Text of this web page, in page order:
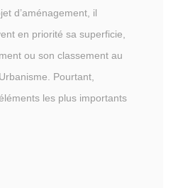
d’aménagement, il
en priorité sa superficie,
ou son classement au
Pourtant,
les plus importants